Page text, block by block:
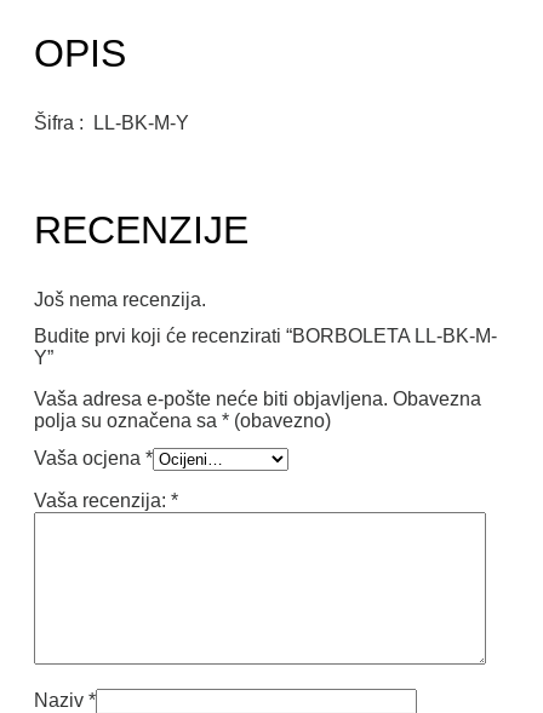
OPIS
Šifra : LL-BK-M-Y
RECENZIJE
Još nema recenzija.
Budite prvi koji će recenzirati “BORBOLETA LL-BK-M-
Y”
Vaša adresa e-pošte neće biti objavljena. Obavezna
polja su označena sa * (obavezno)
Vaša ocjena *
Vaša recenzija: *
Naziv *